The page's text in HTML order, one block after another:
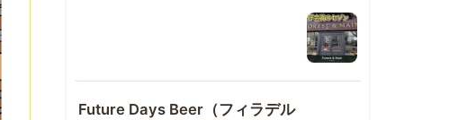
Future Days Beer（フィラデル